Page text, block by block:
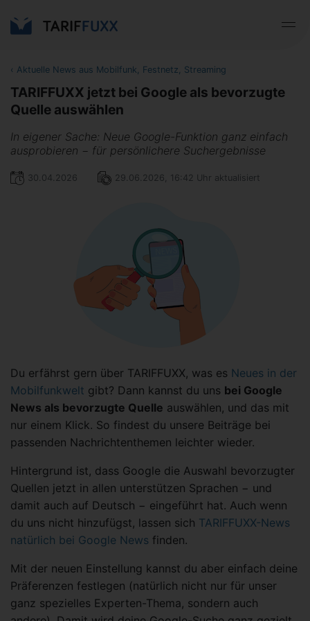
‹ Aktuelle News aus Mobilfunk, Festnetz, Streaming
TARIFFUXX jetzt bei Google als bevorzugte
Quelle auswählen
In eigener Sache: Neue Google-Funktion ganz einfach
ausprobieren − für persönlichere Suchergebnisse
30.04.2026 29.06.2026, 16:42 Uhr aktualisiert
Du erfährst gern über TARIFFUXX, was es Neues in der
Mobilfunkwelt gibt? Dann kannst du uns bei Google
News als bevorzugte Quelle auswählen, und das mit
nur einem Klick. So findest du unsere Beiträge bei
passenden Nachrichtenthemen leichter wieder.
Hintergrund ist, dass Google die Auswahl bevorzugter
Quellen jetzt in allen unterstützen Sprachen − und
damit auch auf Deutsch − eingeführt hat. Auch wenn
du uns nicht hinzufügst, lassen sich TARIFFUXX-News
natürlich bei Google News finden.
Mit der neuen Einstellung kannst du aber einfach deine
Präferenzen festlegen (natürlich nicht nur für unser
ganz spezielles Experten-Thema, sondern auch